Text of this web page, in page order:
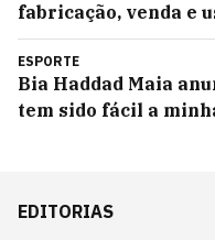
fabricação, venda e
ESPORTE
Bia Haddad Maia
tem sido fácil a
EDITORIAS